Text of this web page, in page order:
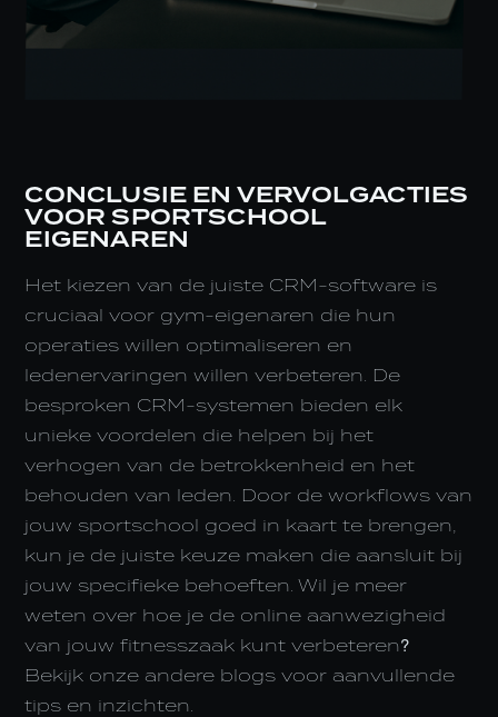
CONCLUSIE EN VERVOLGACTIES
VOOR SPORTSCHOOL
EIGENAREN
Het kiezen van de juiste CRM-software is
cruciaal voor gym-eigenaren die hun
operaties willen optimaliseren en
ledenervaringen willen verbeteren. De
besproken CRM-systemen bieden elk
unieke voordelen die helpen bij het
verhogen van de betrokkenheid en het
behouden van leden. Door de workflows van
jouw sportschool goed in kaart te brengen,
kun je de juiste keuze maken die aansluit bij
jouw specifieke behoeften. Wil je meer
weten over hoe je de online aanwezigheid
van jouw fitnesszaak kunt verbeteren?
Bekijk onze andere blogs voor aanvullende
tips en inzichten.